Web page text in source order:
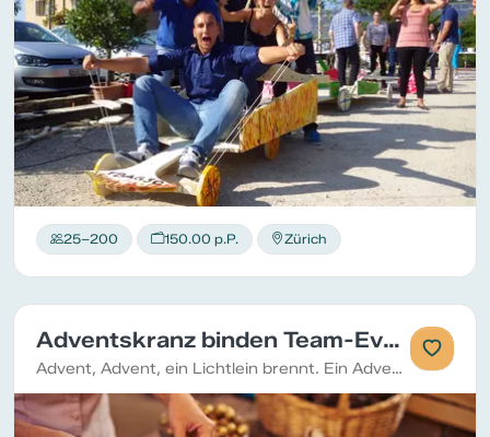
25–200 150.00 p.P. Zürich
Adventskranz binden Team-Event
Advent, Advent, ein Lichtlein brennt. Ein Adventskranz bringt Freude und Wärme in die Adventszeit und erst recht, wenn der Kranz selbst gebunden ist.